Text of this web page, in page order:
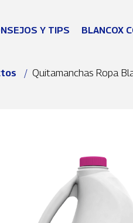
Y TIPS BLANCOX
Quitamanchas Ropa